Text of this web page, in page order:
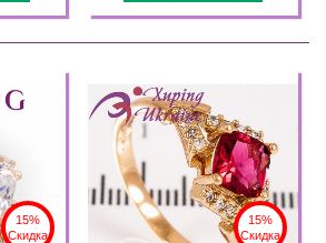
15%
Скидка
15%
Скидка